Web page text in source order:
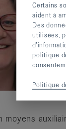
moyens
Certains
aident à
Des
utilisées,
politique
Politique